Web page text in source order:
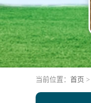
当前位置： 首页 >